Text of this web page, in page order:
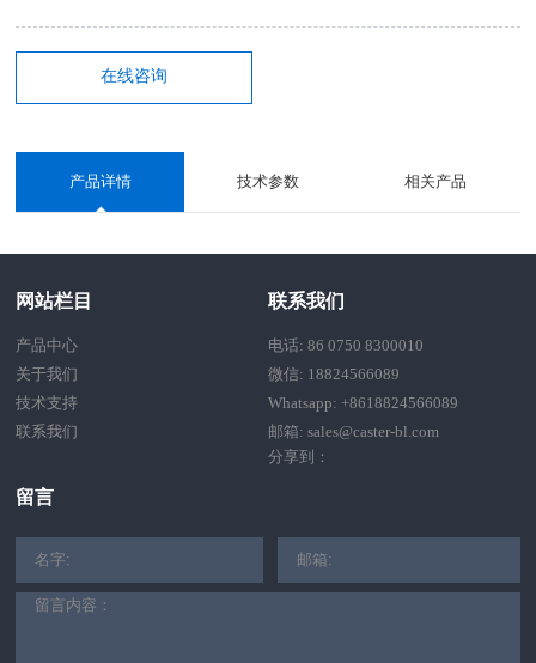
在线咨询
产品详情 技术参数 相关产品
网站栏目
产品中心
关于我们
技术支持
联系我们
联系我们
电话: 86 0750 8300010
微信: 18824566089
Whatsapp: +8618824566089
邮箱: sales@caster-bl.com
分享到：
留言